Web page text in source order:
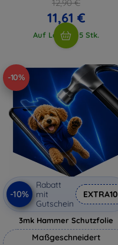
12,90 €
11,61 €
Auf Lager > 5 Stk.
-10%
-10%
Rabatt
mit
Gutschein
EXTRA10
3mk Hammer Schutzfolie
Maßgeschneidert